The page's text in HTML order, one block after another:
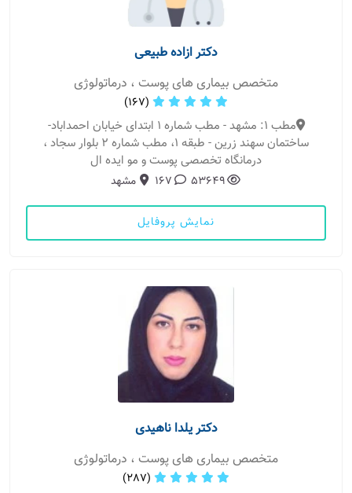
دکتر ازاده طبیعی
متخصص بیماری های پوست ، درماتولوژی
(167)
مطب 1: مشهد - مطب شماره 1 ابتدای خیابان احمداباد-
ساختمان سهند زرین - طبقه 1، مطب شماره 2 بلوار سجاد ،
درمانگاه تخصصی پوست و مو ایده ال
53649
167 مشهد
نمایش پروفایل
دکتر یلدا ناهیدی
متخصص بیماری های پوست ، درماتولوژی
(287)